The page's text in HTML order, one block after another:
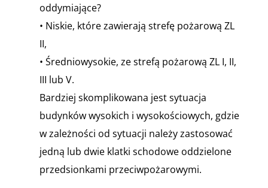
oddymiające?
• Niskie, które zawierają strefę pożarową ZL
II,
• Średniowysokie, ze strefą pożarową ZL I, II,
III lub V.
Bardziej skomplikowana jest sytuacja
budynków wysokich i wysokościowych, gdzie
w zależności od sytuacji należy zastosować
jedną lub dwie klatki schodowe oddzielone
przedsionkami przeciwpożarowymi.